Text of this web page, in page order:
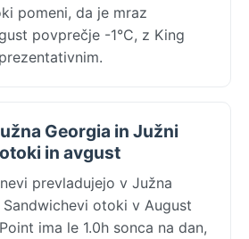
pomeni, da je mraz
povprečje -1°C, z King
Georgia in Južni
in avgust
prevladujejo v Južna
otoki v August
ima le 1.0h sonca na dan,